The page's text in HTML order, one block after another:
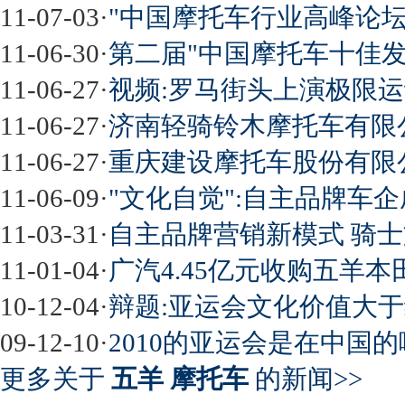
11-07-03·"中国摩托车行业高峰论
11-06-30·第二届"中国摩托车十佳
11-06-27·视频:罗马街头上演极限
11-06-27·济南轻骑铃木摩托车有
11-06-27·重庆建设摩托车股份有限
11-06-09·"文化自觉":自主品牌车
11-03-31 · 自主品牌营销新模式 骑
11-01-04·广汽4.45亿元收购五羊本
10-12-04·辩题:亚运会文化价值大
09-12-10·2010的亚运会是在中国
更多关于 五羊 摩托车 的新闻>>